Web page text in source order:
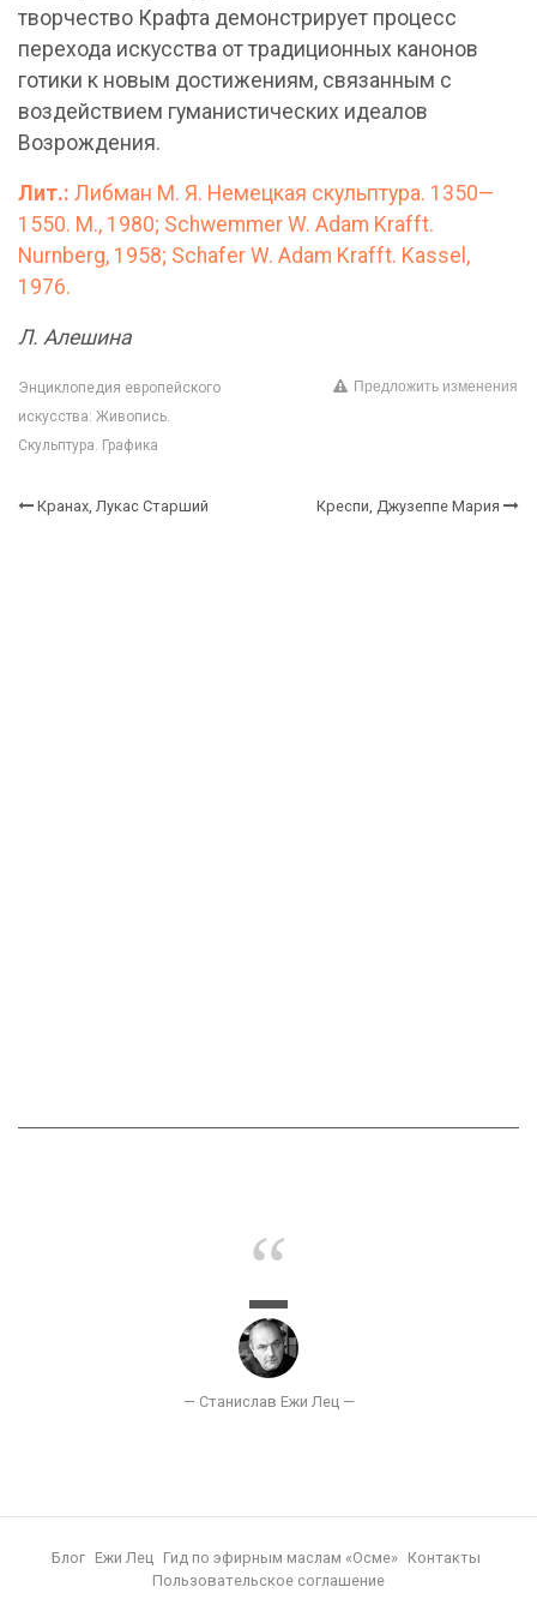
творчество Крафта демонстрирует процесс
перехода искусства от традиционных канонов
готики к новым достижениям, связанным с
воздействием гуманистических идеалов
Возрождения.
Лит.: Либман М. Я. Немецкая скульптура. 1350—
1550. М., 1980; Schwemmer W. Adam Krafft.
Nurnberg, 1958; Schafer W. Adam Krafft. Kassel,
1976.
Л. Алешина
Энциклопедия европейского
искусства: Живопись.
Скульптура. Графика
Предложить изменения
Кранах, Лукас Старший Креспи, Джузеппе Мария
Блог Ежи Лец Гид по эфирным маслам «Осме»
Контакты
Пользовательское соглашение